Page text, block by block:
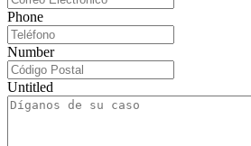
Phone
Number
Untitled